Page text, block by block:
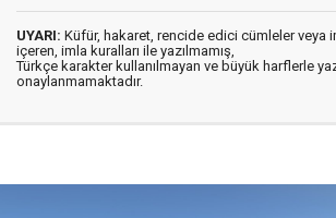
UYARI: Küfür, hakaret, rencide edici cümleler veya
içeren, imla kuralları ile yazılmamış,
Türkçe karakter kullanılmayan ve büyük harflerle
onaylanmamaktadır.